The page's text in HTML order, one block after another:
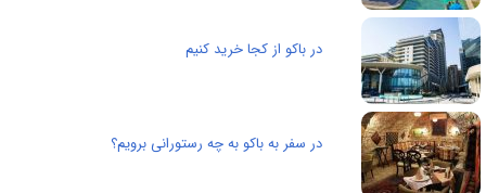
در باکو از کجا خرید کنیم
در سفر به باکو به چه رستورانی برویم؟